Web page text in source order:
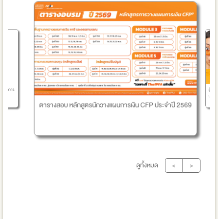
ผนการ
ตารางสอบ หลักสูตรนักวางแผนการเงิน CFP ประจำปี 2569
รู้ยังไ
นะ
ดูทั้งหมด < >